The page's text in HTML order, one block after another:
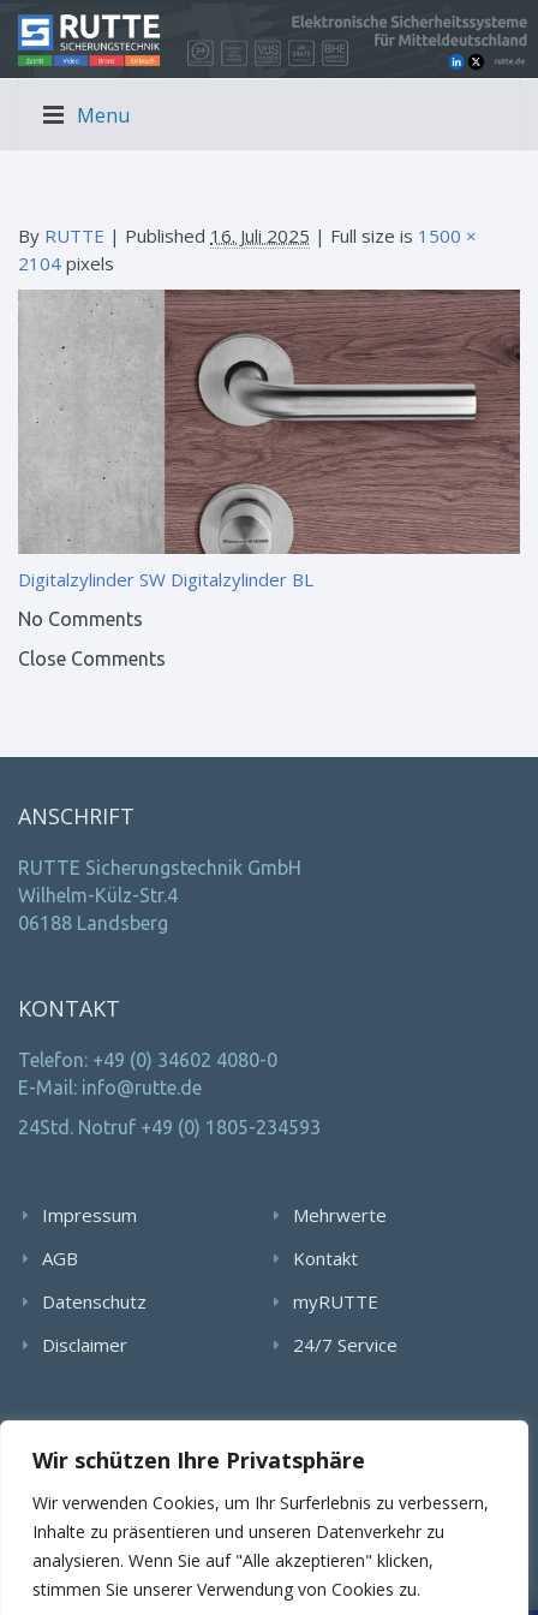
Wir schützen Ihre Privatsphäre
Wir verwenden Cookies, um Ihr Surferlebnis zu verbessern,
Inhalte zu präsentieren und unseren Datenverkehr zu
analysieren. Wenn Sie auf "Alle akzeptieren" klicken,
stimmen Sie unserer Verwendung von Cookies zu.
Menu
By RUTTE | Published 16. Juli 2025 | Full size is 1500 ×
2104 pixels
Digitalzylinder SW Digitalzylinder BL
No Comments
Close Comments
ANSCHRIFT
RUTTE Sicherungstechnik GmbH
Wilhelm-Külz-Str.4
06188 Landsberg
KONTAKT
Telefon: +49 (0) 34602 4080-0
E-Mail: info@rutte.de
24Std. Notruf +49 (0) 1805-234593
Impressum
AGB
Datenschutz
Disclaimer
Mehrwerte
Kontakt
myRUTTE
24/7 Service
Verlinkung von Bildern, textlichen Inhalten und Videos bedarf
der schriftlichen Genehmigung der RUTTE Sicherungstechnik
© 2025 RUTTE Sicherungstechnik GmbH.